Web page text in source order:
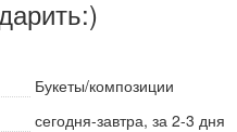
Букеты/композиции
сегодня-завтра, за 2-3 дня